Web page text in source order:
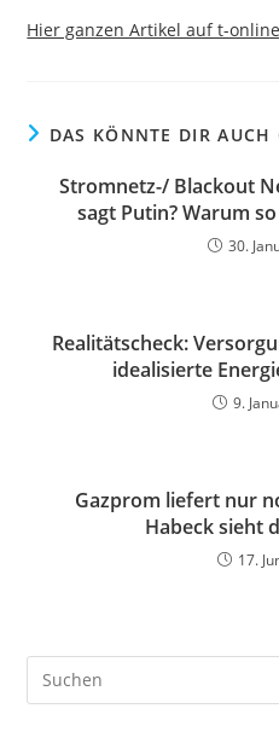
Hier ganzen Artikel auf t-
DAS KÖNNTE DIR AUCH
Stromnetz-/ Blackout
sagt Putin? Warum
30.
Realitätscheck:
idealisierte
9.
Gazprom liefert nur
Habeck sieht
17.